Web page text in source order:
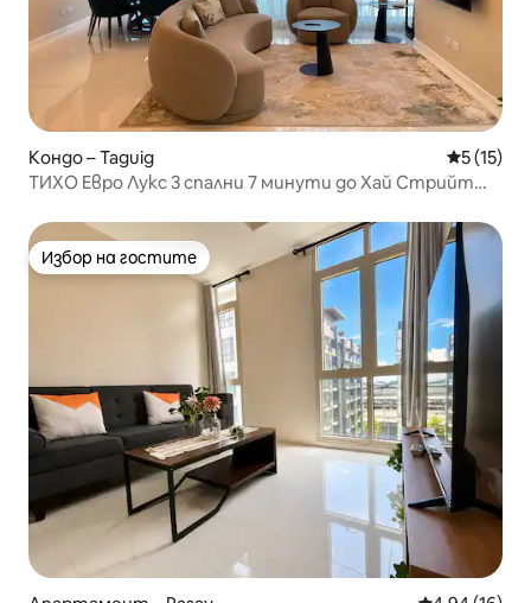
Кондо – Taguig Средна
5 (15)
ТИХО Евро Лукс 3 спални 7 минути до Хай Стрийт
Избор на гостите
Избор на гостите